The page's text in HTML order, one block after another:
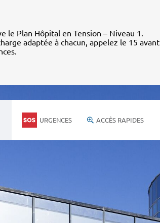
le Plan Hôpital en Tension – Niveau 1.
adaptée à chacun, appelez le 15 avant
URGENCES ACCÈS RAPIDES